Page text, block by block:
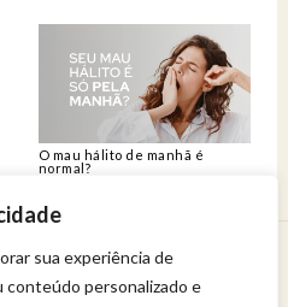
sua experiência de
conteúdo personalizado e
O mau hálito de manhã é
normal?
de bem-estar.
profissional qualificada.